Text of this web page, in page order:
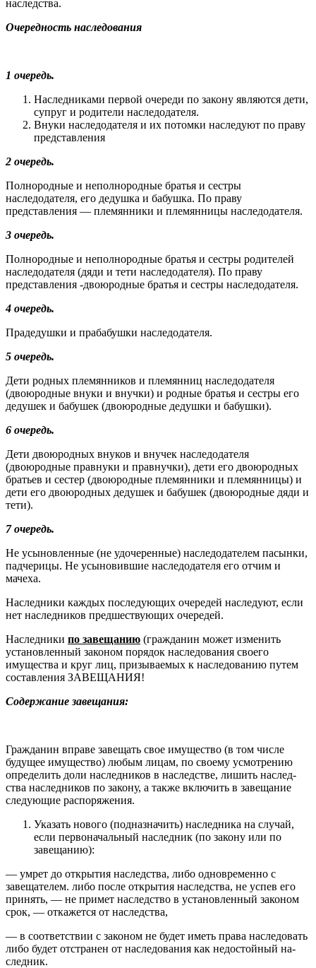
наследства.
Очередность наследования
1 очередь.
Наследниками первой очереди по закону являются дети,
супруг и родители наследодателя.
Внуки наследодателя и их потомки наследуют по праву
представления
2 очередь.
Полнородные и неполнородные братья и сестры
наследодателя, его дедушка и бабушка. По праву
представления — племянники и племянницы наследодателя.
3 очередь.
Полнородные и неполнородные братья и сестры родителей
на­следодателя (дяди и тети наследодателя). По праву
представ­ления -двоюродные братья и сестры наследодателя.
4 очередь.
Прадедушки и прабабушки наследодателя.
5 очередь.
Дети родных племянников и племянниц наследодателя
(двоюрод­ные внуки и внучки) и родные братья и сестры его
дедушек и ба­бушек (двоюродные дедушки и бабушки).
6 очередь.
Дети двоюродных внуков и внучек наследодателя
(двоюродные правнуки и правнучки), дети его двоюродных
братьев и сестер (двоюродные племянники и племянницы) и
дети его двоюродных дедушек и бабушек (двоюродные дяди и
тети).
7 очередь.
Не усыновленные (не удочеренные) наследодателем пасынки,
падчерицы. Не усыновившие наследодателя его отчим и
мачеха.
Наследники каждых последующих очередей наследуют, если
нет наследников предшествующих очередей.
Наследники по завещанию (гражданин может изменить
установленный законом порядок наследования своего
имущества и круг лиц, призываемых к наследованию путем
составления ЗАВЕЩАНИЯ!
Содержание завещания:
Гражданин вправе завещать свое имуще­ство (в том числе
будущее имущество) любым лицам, по своему усмотрению
определить доли наследников в наследстве, лишить наслед­
ства наследников по закону, а также включить в завещание
следующие распоряжения.
Указать нового (подназначить) наследника на случай,
если первоначальный наследник (по закону или по
завещанию):
— умрет до открытия наследства, либо одновременно с
завеща­телем. либо после открытия наследства, не успев его
принять, — не примет наследство в установленный законом
срок, — откажется от наследства,
— в соответствии с законом не будет иметь права наследовать
либо будет отстранен от наследования как недостойный на­
следник.